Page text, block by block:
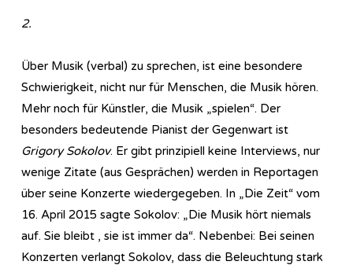
2.
Über Musik (verbal) zu sprechen, ist eine besondere
Schwierigkeit, nicht nur für Menschen, die Musik hören.
Mehr noch für Künstler, die Musik „spielen“. Der
besonders bedeutende Pianist der Gegenwart ist
Grigory Sokolov. Er gibt prinzipiell keine Interviews, nur
wenige Zitate (aus Gesprächen) werden in Reportagen
über seine Konzerte wiedergegeben. In „Die Zeit“ vom
16. April 2015 sagte Sokolov: „Die Musik hört niemals
auf. Sie bleibt , sie ist immer da“. Nebenbei: Bei seinen
Konzerten verlangt Sokolov, dass die Beleuchtung stark